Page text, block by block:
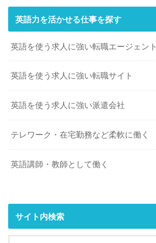
英語力を活かせる仕事を探す
英語を使う求人に強い転職エージェント
英語を使う求人に強い転職サイト
英語を使う求人に強い派遣会社
テレワーク・在宅勤務など柔軟に働く
英語講師・教師として働く
サイト内検索